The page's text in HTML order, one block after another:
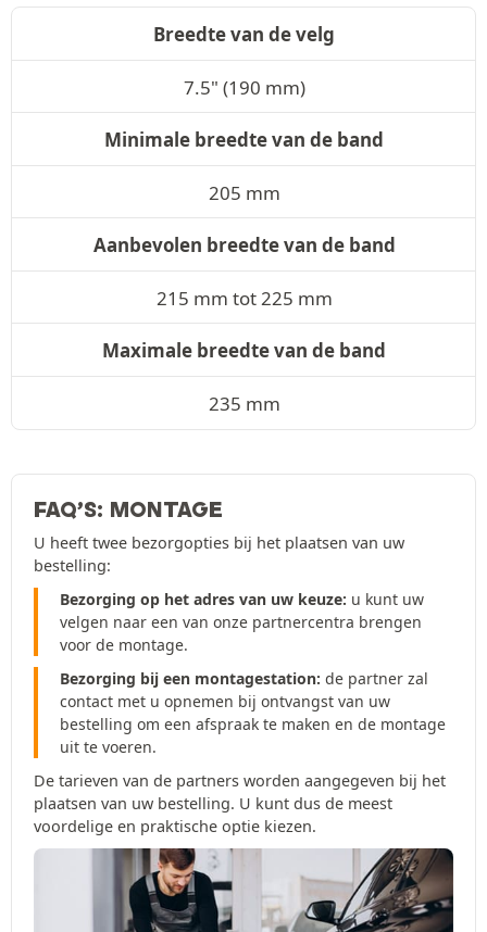
Breedte van de velg
7.5" (190 mm)
Minimale breedte van de band
205 mm
Aanbevolen breedte van de band
215 mm tot 225 mm
Maximale breedte van de band
235 mm
FAQ’S: MONTAGE
U heeft twee bezorgopties bij het plaatsen van uw
bestelling:
Bezorging op het adres van uw keuze: u kunt uw
velgen naar een van onze partnercentra brengen
voor de montage.
Bezorging bij een montagestation: de partner zal
contact met u opnemen bij ontvangst van uw
bestelling om een afspraak te maken en de montage
uit te voeren.
De tarieven van de partners worden aangegeven bij het
plaatsen van uw bestelling. U kunt dus de meest
voordelige en praktische optie kiezen.